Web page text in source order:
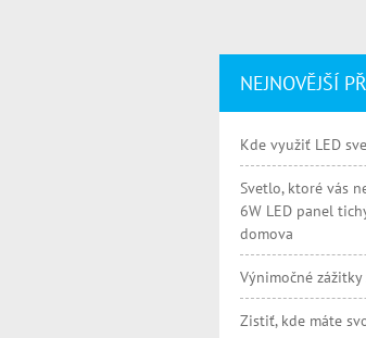
NEJNOVĚJŠÍ
Kde využiť LED
Svetlo, ktoré vás
6W LED panel
domova
Výnimočné
Zistiť, kde máte